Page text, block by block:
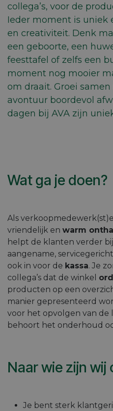
collega’s, voor de
Ieder moment is uniek
en creativiteit. Denk
een geboorte, een
feesttafel of zelfs een
moment nog mooier
om draait. Groei
avontuur boordevol
dagen bij AVA zijn
Wat ga je doen?
Als
vriendelijk en warm
helpt de klanten verder
aangename,
ook in voor de kassa. Je
collega’s dat de winkel
producten op een
manier gepresenteerd
voor het opvolgen van de
behoort het onderhoud
Naar wie zijn wij
Je bent sterk